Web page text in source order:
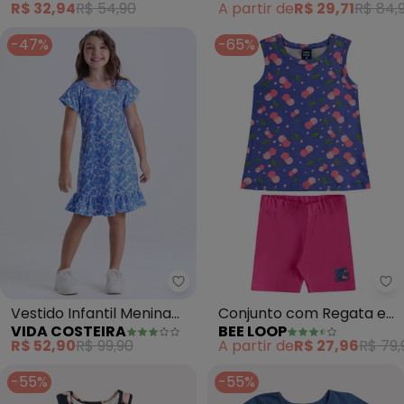
R$ 32,94R$ 54,90 A partir deR$ 29,71R$
-47%
Vida Costeira - Vestido Infantil
Vestido Infantil Menina
Estampa Babados (Azul)
VIDA COSTEIRA
R$ 52,90R$ 99,90
-65%
Conjunto com Regata e
Bermuda (Azul)
BEE LOOP
A partir deR$ 27,96R$
-55%
-55%